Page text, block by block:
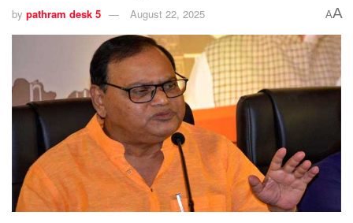
by pathram desk 5 August 22, 2025 AA